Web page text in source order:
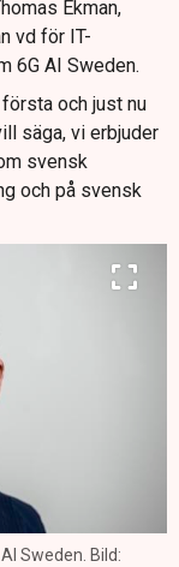
Ekman,
vd för IT-
6G AI Sweden.
och just nu
säga, vi erbjuder
svensk
och på svensk
Sweden. Bild: